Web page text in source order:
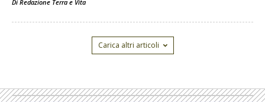
Di Redazione Terra e Vita
Carica altri articoli